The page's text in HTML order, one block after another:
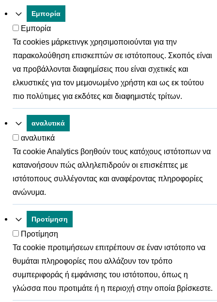
Εμπορία
Εμπορία
Τα cookies μάρκετινγκ χρησιμοποιούνται για την
παρακολούθηση επισκεπτών σε ιστότοπους. Σκοπός είναι
να προβάλλονται διαφημίσεις που είναι σχετικές και
ελκυστικές για τον μεμονωμένο χρήστη και ως εκ τούτου
πιο πολύτιμες για εκδότες και διαφημιστές τρίτων.
αναλυτικά
αναλυτικά
Τα cookie Analytics βοηθούν τους κατόχους ιστότοπων να
κατανοήσουν πώς αλληλεπιδρούν οι επισκέπτες με
ιστότοπους συλλέγοντας και αναφέροντας πληροφορίες
ανώνυμα.
Προτίμηση
Προτίμηση
Τα cookie προτιμήσεων επιτρέπουν σε έναν ιστότοπο να
θυμάται πληροφορίες που αλλάζουν τον τρόπο
συμπεριφοράς ή εμφάνισης του ιστότοπου, όπως η
γλώσσα που προτιμάτε ή η περιοχή στην οποία βρίσκεστε.